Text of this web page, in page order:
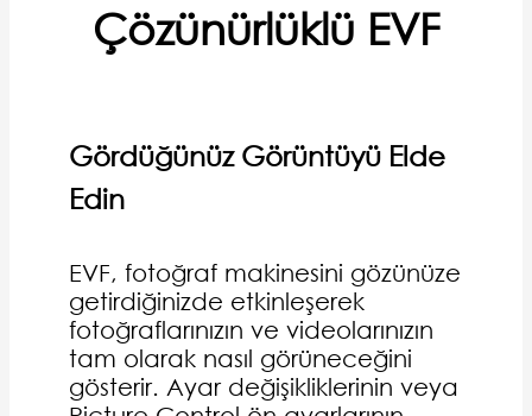
Çözünürlüklü EVF
Gördüğünüz Görüntüyü Elde
Edin
EVF, fotoğraf makinesini gözünüze
getirdiğinizde etkinleşerek
fotoğraflarınızın ve videolarınızın
tam olarak nasıl görüneceğini
gösterir. Ayar değişikliklerinin veya